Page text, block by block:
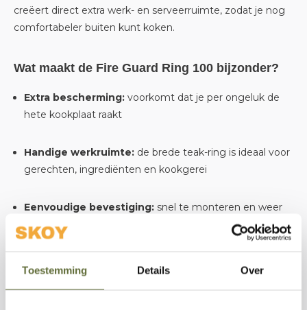
Toestemming Details Over
creëert direct extra werk- en serveerruimte, zodat je nog
comfortabeler buiten kunt koken.
Wat maakt de Fire Guard Ring 100 bijzonder?
Extra bescherming: voorkomt dat je per ongeluk de
hete kookplaat raakt
Handige werkruimte: de brede teak-ring is ideaal voor
gerechten, ingrediënten en kookgerei
Eenvoudige bevestiging: snel te monteren en weer
te verwijderen met stevige stalen klemmen
perfect past bij de uitstraling van je OFYR grill